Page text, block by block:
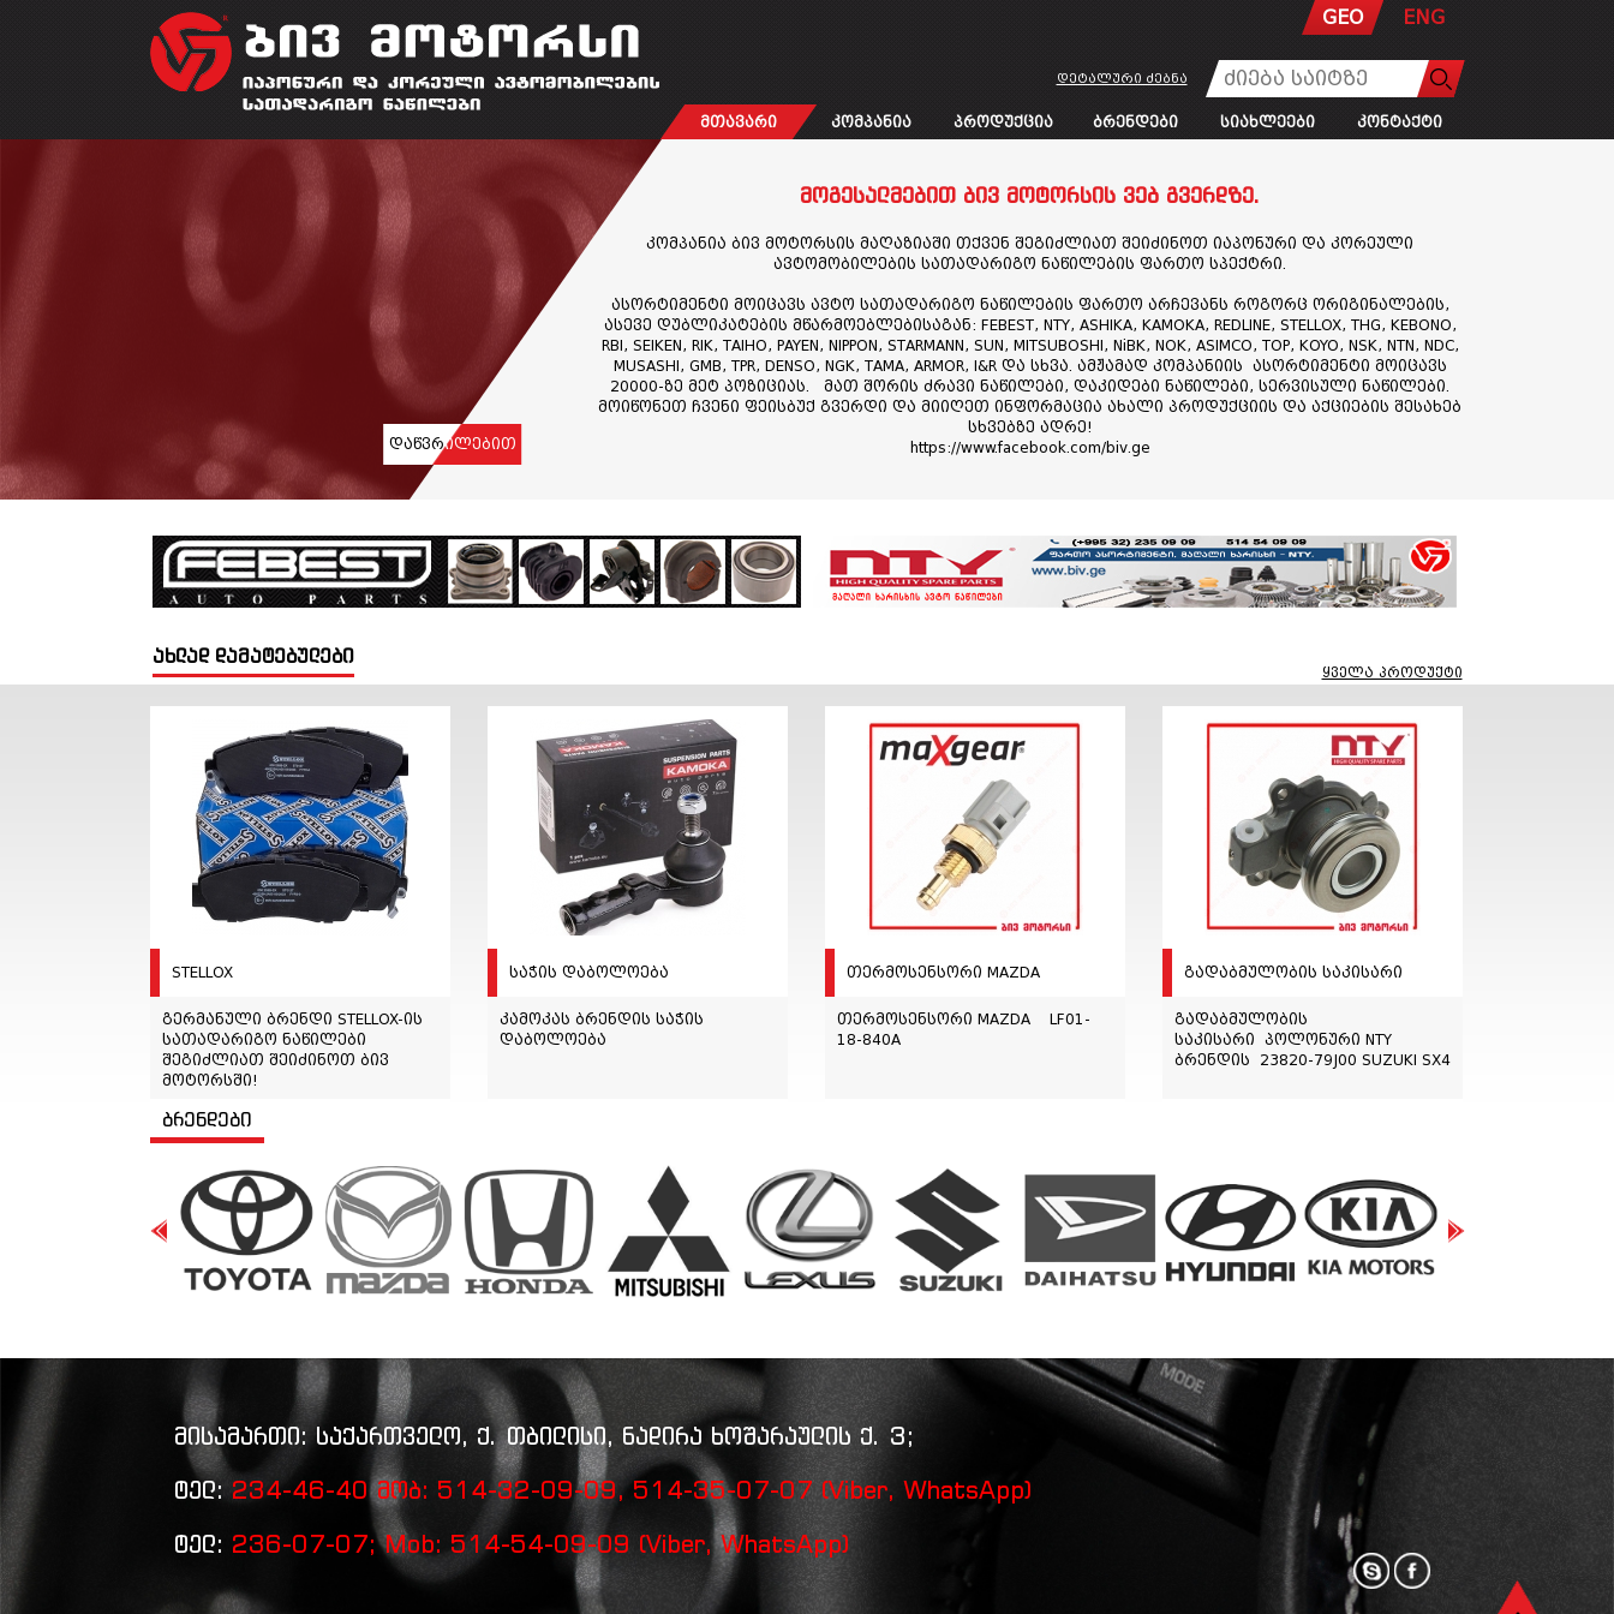
GEO ENG
დეტალური ძებნა
მთავარი კომპანია პროდუქცია ბრენდები სიახლეები კონტაქტი
ძებნა
მოგესალმებით ბივ მოტორსის ვებ გვერდზე.
კომპანია ბივ მოტორსის მაღაზიაში თქვენ შეგიძლიათ შეიძინოთ იაპონური და კორეული
ავტომობილების სათადარიგო ნაწილების ფართო სპექტრი.
ასორტიმენტი მოიცავს ავტო სათადარიგო ნაწილების ფართო არჩევანს როგორც ორიგინალების,
ასევე დუბლიკატების მწარმოებლებისაგან: FEBEST, NTY, ASHIKA, KAMOKA, REDLINE, STELLOX, THG, KEBONO,
RBI, SEIKEN, RIK, TAIHO, PAYEN, NIPPON, STARMANN, SUN, MITSUBOSHI, NiBK, NOK, ASIMCO, TOP, KOYO, NSK, NTN, NDC,
MUSASHI, GMB, TPR, DENSO, NGK, TAMA, ARMOR, I&R და სხვა. ამჟამად კომპანიის ასორტიმენტი მოიცავს
20000-ზე მეტ პოზიციას. მათ შორის ძრავი ნაწილები, დაკიდები ნაწილები, სერვისული ნაწილები.
მოიწონეთ ჩვენი ფეისბუქ გვერდი და მიიღეთ ინფორმაცია ახალი პროდუქციის და აქციების შესახებ
სხვებზე ადრე!
https://www.facebook.com/biv.ge
დაწვრილებით
ახლად დამატებულები
ყველა პროდუქტი
STELLOX
გერმანული ბრენდი STELLOX-ის
სათადარიგო ნაწილები
შეგიძლიათ შეიძინოთ ბივ
მოტორსში!
საჭის დაბოლოება
კამოკას ბრენდის საჭის
დაბოლოება
თერმოსენსორი MAZDA
თერმოსენსორი MAZDA LF01-
18-840A
გადაბმულობის საკისარი
გადაბმულობის
საკისარი პოლონური NTY
ბრენდის 23820-79J00 SUZUKI SX4
ბრენდები
მისამართი: საქართველო, ქ. თბილისი, ნადირა ხოშარაულის ქ. 3;
ტელ: 234-46-40 მობ: 514-32-09-09, 514-35-07-07 (Viber, WhatsApp)
ტელ: 236-07-07; Mob: 514-54-09-09 (Viber, WhatsApp)